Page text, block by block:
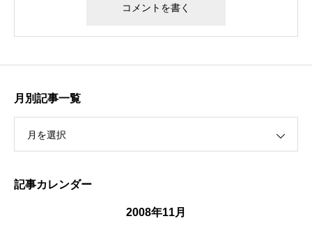
月別記事一覧
月を選択
記事カレンダー
2008年11月